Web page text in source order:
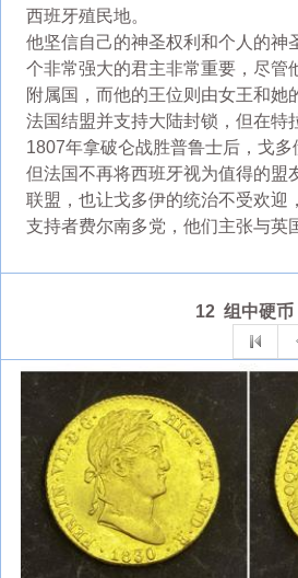
西班牙殖民地。
他坚信自己的神圣权利和个人的神
个非常强大的君主非常重要，尽管
附属国，而他的王位则由女王和她
法国结盟并支持大陆封锁，但在特
1807年拿破仑战胜普鲁士后，戈多
但法国不再将西班牙视为值得的盟
联盟，也让戈多伊的统治不受欢迎
支持者费尔南多党，他们主张与英
12 组中硬币